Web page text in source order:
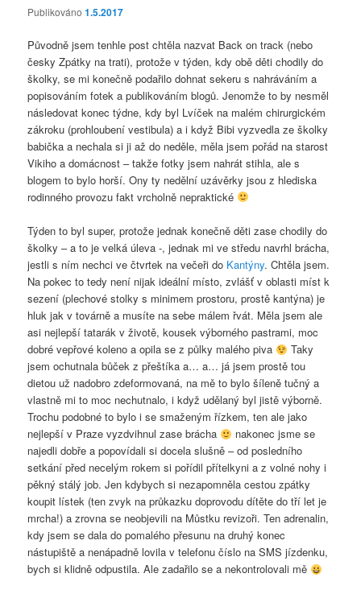
Publikováno1.5.2017
Původně jsem tenhle post chtěla nazvat Back on track (nebo
česky Zpátky na trati), protože v týden, kdy obě děti chodily do
školky, se mi konečně podařilo dohnat sekeru s nahráváním a
popisováním fotek a publikováním blogů. Jenomže to by nesměl
následovat konec týdne, kdy byl Lvíček na malém chirurgickém
zákroku (prohloubení vestibula) a i když Bibi vyzvedla ze školky
babička a nechala si ji až do neděle, měla jsem pořád na starost
Vikiho a domácnost – takže fotky jsem nahrát stihla, ale s
blogem to bylo horší. Ony ty nedělní uzávěrky jsou z hlediska
rodinného provozu fakt vrcholně nepraktické
Týden to byl super, protože jednak konečně děti zase chodily do
školky – a to je velká úleva -, jednak mi ve středu navrhl brácha,
jestli s ním nechci ve čtvrtek na večeři do Kantýny. Chtěla jsem.
Na pokec to tedy není nijak ideální místo, zvlášť v oblasti míst k
sezení (plechové stolky s minimem prostoru, prostě kantýna) je
hluk jak v továrně a musíte na sebe málem řvát. Měla jsem ale
asi nejlepší tatarák v životě, kousek výborného pastrami, moc
dobré vepřové koleno a opila se z půlky malého piva
Taky
jsem ochutnala bůček z přeštíka a… a… já jsem prostě tou
dietou už nadobro zdeformovaná, na mě to bylo šíleně tučný a
vlastně mi to moc nechutnalo, i když udělaný byl jistě výborně.
Trochu podobné to bylo i se smaženým řízkem, ten ale jako
nejlepší v Praze vyzdvihnul zase brácha
nakonec jsme se
najedli dobře a popovídali si docela slušně – od posledního
setkání před necelým rokem si pořídil přítelkyni a z volné nohy i
pěkný stálý job. Jen kdybych si nezapomněla cestou zpátky
koupit lístek (ten zvyk na průkazku doprovodu dítěte do tří let je
mrcha!) a zrovna se neobjevili na Můstku revizoři. Ten adrenalin,
kdy jsem se dala do pomalého přesunu na druhý konec
nástupiště a nenápadně lovila v telefonu číslo na SMS jízdenku,
bych si klidně odpustila. Ale zadařilo se a nekontrolovali mě